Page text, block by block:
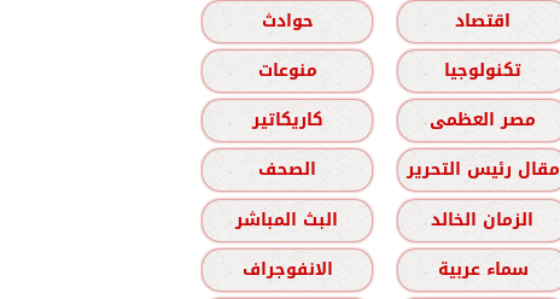
اقتصاد
حوادث
تكنولوجيا
منوعات
مصر العظمى
كاريكاتير
مقال رئيس التحرير
الصحف
الزمان الخالد
البث المباشر
سماء عربية الانفوجراف